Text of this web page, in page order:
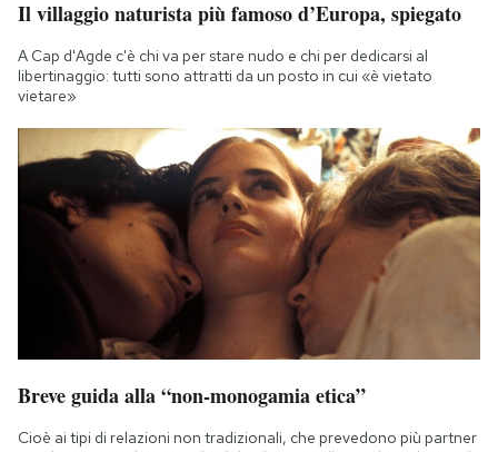
Il villaggio naturista più famoso d’Europa, spiegato
A Cap d'Agde c'è chi va per stare nudo e chi per dedicarsi al
libertinaggio: tutti sono attratti da un posto in cui «è vietato
vietare»
Breve guida alla “non-monogamia etica”
Cioè ai tipi di relazioni non tradizionali, che prevedono più partner